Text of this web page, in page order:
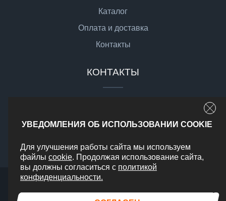
Каталог
Оплата и доставка
Контакты
КОНТАКТЫ
Доставка по РФ
Политика конфиденциальности
Карта сайта
УВЕДОМЛЕНИЯ ОБ ИСПОЛЬЗОВАНИИ COOKIE
Для улучшения работы сайта мы используем
файлы cookie. Продолжая использование сайта,
вы должны согласиться с политикой
конфиденциальности.